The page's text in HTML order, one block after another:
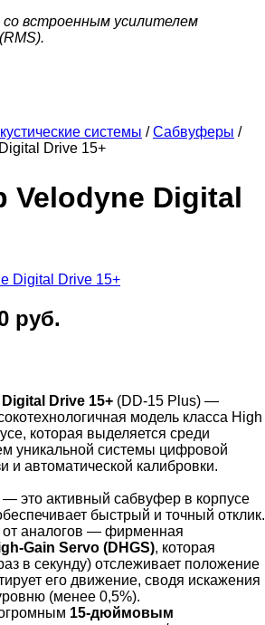
встроенным усилителем
системы /Сабвуферы /
Drive 15+
Velodyne Digital
руб.
Drive 15+ (DD-15 Plus) —
модель класса High
которая выделяется среди
уникальной системы цифровой
и автоматической калибровки.
это активный сабвуфер в корпусе
быстрый и точный отклик.
от аналогов — фирменная
Gain Servo (DHGS), которая
в секунду) отслеживает положение
его движение, сводя искажения
(менее 0,5%).
15-дюймовым